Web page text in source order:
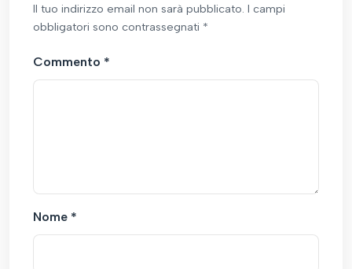
Il tuo indirizzo email non sarà pubblicato. I campi
obbligatori sono contrassegnati *
Commento *
Nome *